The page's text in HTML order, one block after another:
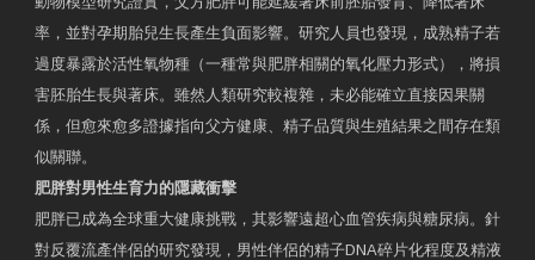
率，並對孕期胎兒生長產生負面影響。研究人員也發現，成熟精子若
過度暴露於活性氧物種（一種常與肥胖相關的氧化壓力形式），將損
害胚胎生長與著床。雖然人類研究較複雜，未必能確立直接因果關
係，但愈來愈多證據指向父方健康、精子品質與生殖結果之間存在類
似關聯。
肥胖對男性生育力的隱藏衝擊
肥胖已成為全球重大健康挑戰，其影響遠超心血管疾病與糖尿病。針
對反覆流產伴侶的研究發現，男性伴侶的精子DNA碎片化程度及精液